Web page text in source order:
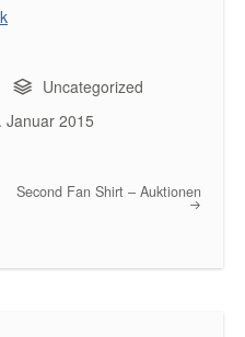
Uncategorized
Januar 2015
Second Fan Shirt – Auktionen